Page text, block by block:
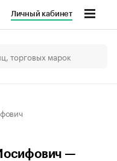
Личный кабинет
—